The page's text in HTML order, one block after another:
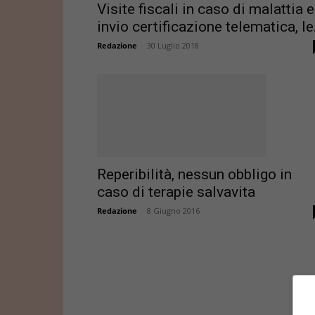
Visite fiscali in caso di malattia e
invio certificazione telematica,
Redazione 30 Luglio 2018
Reperibilità, nessun obbligo in
caso di terapie salvavita
Redazione 8 Giugno 2016